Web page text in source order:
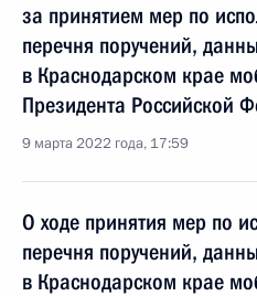
за принятием мер по
перечня поручений,
в Краснодарском крае
Президента Российской
9 марта 2022 года, 17:59
О ходе принятия мер по
перечня поручений,
в Краснодарском крае